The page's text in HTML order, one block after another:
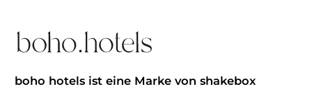
boho hotels ist eine Marke von shakebox